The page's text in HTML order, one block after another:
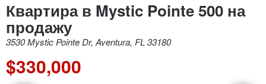
Квартира в Mystic Pointe 500 на
продажу
3530 Mystic Pointe Dr, Aventura, FL 33180
$330,000